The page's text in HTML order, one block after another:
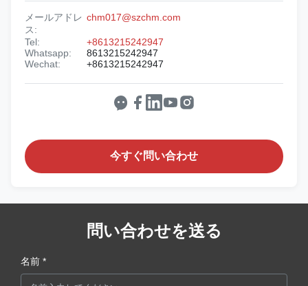
メールアドレ
ス:
chm017@szchm.com
Tel:
+8613215242947
Whatsapp:
8613215242947
Wechat:
+8613215242947
今すぐ問い合わせ
問い合わせを送る
名前 *